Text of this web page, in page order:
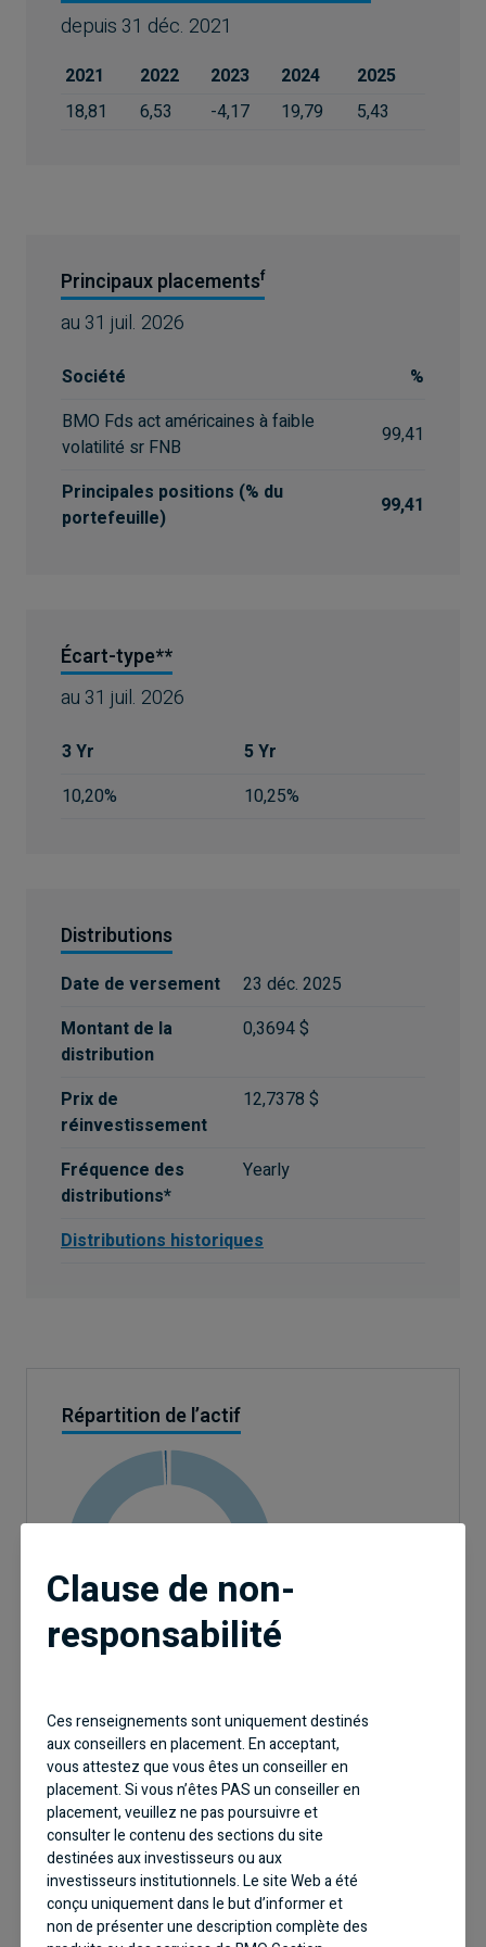
depuis 31 déc. 2021
2021 2022 2023 2024
2025
18,81
6,53 -4,17 19,79 5,43
Principaux placementsf
au 31 juil. 2026
Société
%
BMO Fds act américaines à faible
volatilité sr FNB
99,41
Principales positions (% du
portefeuille)
99,41
Écart-type**
au 31 juil. 2026
3 Yr
5 Yr
10,20%
10,25%
Distributions
Date de versement
23 déc. 2025
Montant de la
distribution
0,3694 $
Prix de
réinvestissement
12,7378 $
Fréquence des
distributions*
Yearly
Distributions historiques
Répartition de l’actif
Répartition géographique
États-Unis
96,4%
Suisse
1%
Royaume-Uni
0,9%
Irlande
0,7%
0,6%
Clause de non-
responsabilité
Ces renseignements sont uniquement destinés
aux conseillers en placement. En acceptant,
vous attestez que vous êtes un conseiller en
placement. Si vous n’êtes PAS un conseiller en
placement, veuillez ne pas poursuivre et
consulter le contenu des sections du site
destinées aux investisseurs ou aux
investisseurs institutionnels. Le site Web a été
conçu uniquement dans le but d’informer et
non de présenter une description complète des